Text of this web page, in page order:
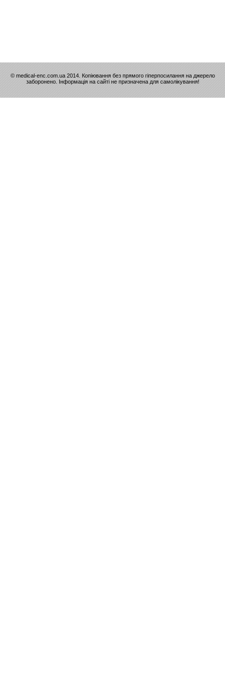
© medical-enc.com.ua 2014. Копіювання без прямого гіперпосилання на джерело
заборонено. Інформація на сайті не призначена для самолікування!